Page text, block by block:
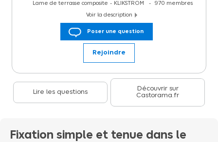
Lame de terrasse composite KLIKSTROM 970 membres
Voir la description
L.220 x l.14,5 cm La Terrasse Neva, facile et conà§ue pour durer. Nos
lames en composite Neva Klikstrom sont des produits solides,
durables, de haute qualité et faciles à entretenir, ce qui en fait un
excellent choix pour votre terrasse. Le concept de terrasse Neva
comprend des lames et des systèmes de fixation pour vous aider à
réaliser votre projet. Il a été développé pour faciliter l'installation
des terrasses composites. Cette solution innovante vous permettra
de concevoir votre terrasse simplement et facilement grà¢ce à
son système de fixation par clips. Avec nos lames réversibles et
notre gamme de couleur, vous pourrez choisir le motif parfait pour
Poser une question
Rejoindre
Lire les questions
Découvrir sur
Castorama.fr
Fixation simple et tenue dans le